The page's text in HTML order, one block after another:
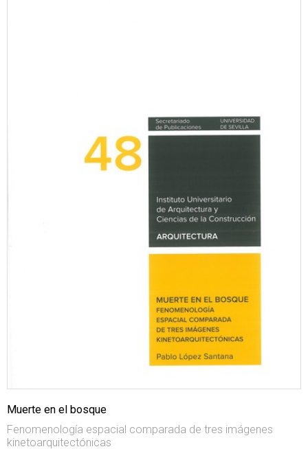
Muerte en el bosque
Fenomenología espacial comparada de tres imágenes
kinetoarquitectónicas